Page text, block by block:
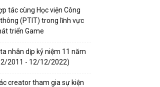
tác cùng Học viện Công
(PTIT) trong lĩnh vực
triển Game
nhân dịp kỷ niệm 11 năm
2011 - 12/12/2022)
creator tham gia sự kiện